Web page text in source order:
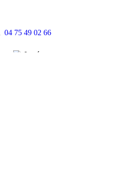
04 75 49 02 66